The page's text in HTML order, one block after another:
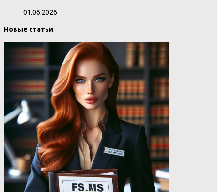
01.06.2026
Новые статьи